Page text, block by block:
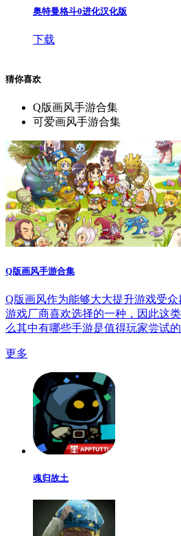
奥特曼格斗0进化汉化版
下载
猜你喜欢
Q版画风手游合集
可爱画风手游合集
Q版画风手游合集
Q版画风作为能够大大提升游戏受
游戏厂商喜欢选择的一种，因此这
么其中有哪些手游是值得玩家尝试
更多
魂归故土